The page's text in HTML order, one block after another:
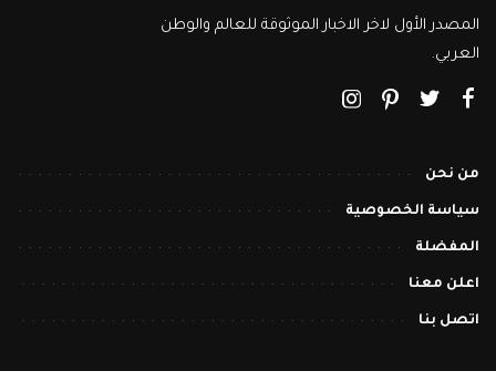
المصدر الأول لاخر الاخبار الموثوقة للعالم والوطن
العربي.
من نحن
سياسة الخصوصية
المفضلة
اعلن معنا
اتصل بنا